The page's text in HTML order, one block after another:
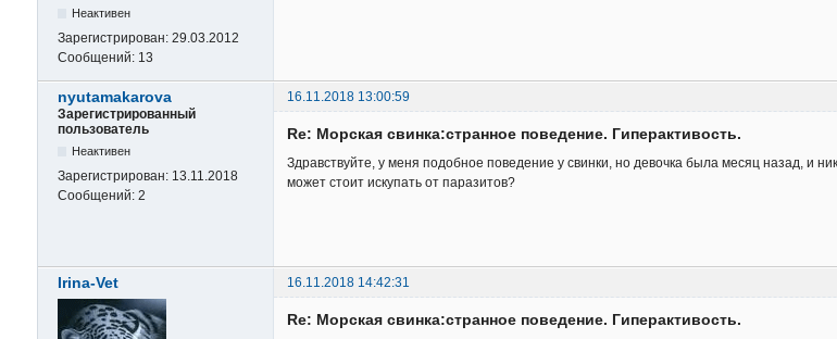
Неактивен
Зарегистрирован: 29.03.2012
Сообщений: 13
nyutamakarova
16.11.2018 13:00:59
Зарегистрированный
пользователь
Неактивен
Зарегистрирован: 13.11.2018
Сообщений: 2
Re: Морская свинка:странное поведение. Гиперактивость.
Здравствуйте, у меня подобное поведение у свинки, но девочка была месяц назад, и
может стоит искупать от паразитов?
Irina-Vet 16.11.2018 14:42:31
Re: Морская свинка:странное поведение. Гиперактивость.